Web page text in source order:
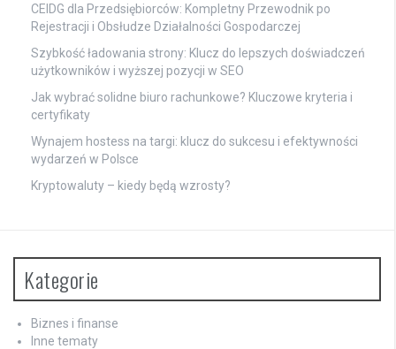
CEIDG dla Przedsiębiorców: Kompletny Przewodnik po
Rejestracji i Obsłudze Działalności Gospodarczej
Szybkość ładowania strony: Klucz do lepszych doświadczeń
użytkowników i wyższej pozycji w SEO
Jak wybrać solidne biuro rachunkowe? Kluczowe kryteria i
certyfikaty
Wynajem hostess na targi: klucz do sukcesu i efektywności
wydarzeń w Polsce
Kryptowaluty – kiedy będą wzrosty?
Kategorie
Biznes i finanse
Inne tematy